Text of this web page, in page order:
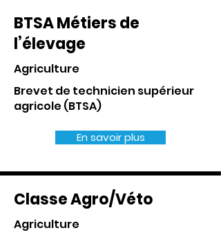
BTSA Métiers de
l’élevage
Agriculture
Brevet de technicien supérieur
agricole (BTSA)
En savoir plus
Classe Agro/Véto
Agriculture